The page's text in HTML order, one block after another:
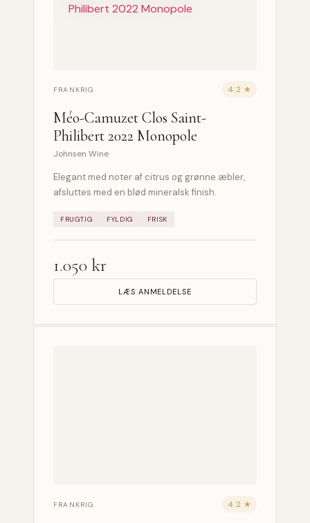
FRANKRIG 4.2 ★
Méo-Camuzet Clos Saint-
Philibert 2022 Monopole
Johnsen Wine
Elegant med noter af citrus og grønne æbler,
afsluttes med en blød mineralsk finish.
FRUGTIG FYLDIG FRISK
1.050 kr
LÆS ANMELDELSE
FRANKRIG 4.2 ★